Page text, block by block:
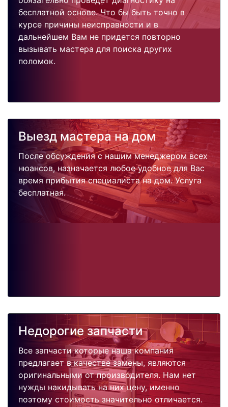
бесплатной основе. Что бы быть точно в
курсе причины неисправности и в
дальнейшем Вам не придется повторно
вызывать мастера для поиска других
поломок.
Выезд мастера на дом
После обсуждения с нашим менеджером всех
нюансов, назначается любое удобное для Вас
время прибытия специалиста на дом. Услуга
бесплатная.
Недорогие запчасти
Все запчасти которые наша компания
предлагает в качестве замены, являются
оригинальными от производителя. Нам нет
нужды накидывать на них цену, именно
поэтому стоимость значительно отличается.